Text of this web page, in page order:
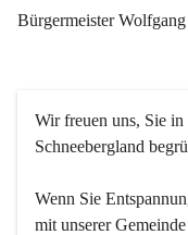
Bürgermeister
Wir freuen uns, Sie
Schneebergland
Wenn Sie
mit unserer